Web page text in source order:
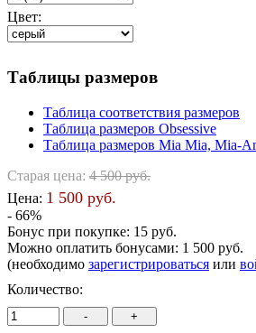
Цвет:
Таблицы размеров
Таблица соответствия размеров
Таблица размеров Obsessive
Таблица размеров Mia Mia, Mia-
Старая цена: 4 500 руб.
Цена: 1 500 руб.
- 66%
Бонус при покупке: 15 руб.
Можно оплатить бонусами: 1 500 руб.
(необходимо зарегистрироваться или
Количество: